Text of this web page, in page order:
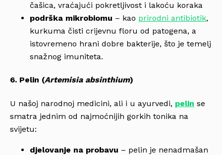
čašica, vraćajući pokretljivost i lakoću koraka
podrška mikrobiomu – kao prirodni antibiotik,
kurkuma čisti crijevnu floru od patogena, a
istovremeno hrani dobre bakterije, što je temelj
snažnog imuniteta.
6. Pelin (Artemisia absinthium)
U našoj narodnoj medicini, ali i u ayurvedi, pelin se
smatra jednim od najmoćnijih gorkih tonika na
svijetu:
djelovanje na probavu – pelin je nenadmašan